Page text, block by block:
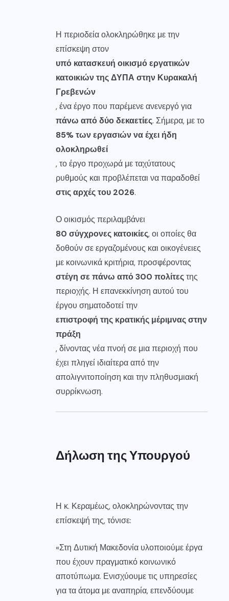
Η περιοδεία ολοκληρώθηκε με την
επίσκεψη στον
υπό κατασκευή οικισμό εργατικών
κατοικιών της ΔΥΠΑ στην Κυρακαλή
Γρεβενών
, ένα έργο που παρέμενε ανενεργό για
πάνω από δύο δεκαετίες. Σήμερα, με το
85% των εργασιών να έχει ήδη
ολοκληρωθεί
, το έργο προχωρά με ταχύτατους
ρυθμούς και προβλέπεται να παραδοθεί
στις αρχές του 2026.
Ο οικισμός περιλαμβάνει
80 σύγχρονες κατοικίες, οι οποίες θα
δοθούν σε εργαζομένους και οικογένειες
με κοινωνικά κριτήρια, προσφέροντας
στέγη σε πάνω από 300 πολίτεςτης
περιοχής. Η επανεκκίνηση αυτού του
έργου σηματοδοτεί την
επιστροφή της κρατικής μέριμνας στην
πράξη
, δίνοντας νέα πνοή σε μια περιοχή που
έχει πληγεί ιδιαίτερα από την
απολιγνιτοποίηση και την πληθυσμιακή
συρρίκνωση.
Δήλωση της Υπουργού
Η κ. Κεραμέως, ολοκληρώνοντας την
επίσκεψή της, τόνισε:
«Στη Δυτική Μακεδονία υλοποιούμε έργα
που έχουν πραγματικό κοινωνικό
αποτύπωμα. Ενισχύουμε τις υπηρεσίες
για τα άτομα με αναπηρία, επενδύουμε